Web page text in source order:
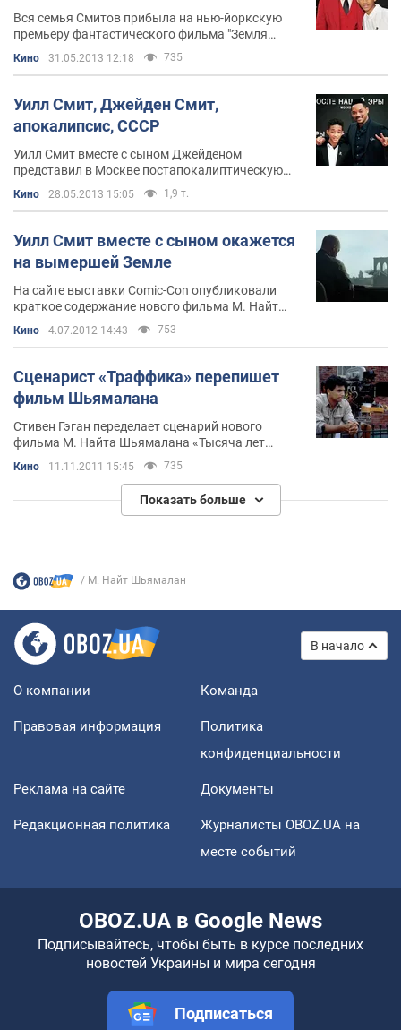
Вся семья Смитов прибыла на нью-йоркскую
премьеру фантастического фильма "Земля
Кино 31.05.2013 12:18 735
Уилл Смит, Джейден Смит,
апокалипсис, СССР
Уилл Смит вместе с сыном Джейденом
представил в Москве постапокалиптическую
фантастику М. Найта Шьямалана "Земля после
нашей эры"
Кино 28.05.2013 15:05 1,9 т.
Уилл Смит вместе с сыном окажется
на вымершей Земле
На сайте выставки Comic-Con опубликовали
краткое содержание нового фильма М. Найт
Шьямалана "После Земли"
Кино 4.07.2012 14:43 753
Сценарист «Траффика» перепишет
фильм Шьямалана
Стивен Гэган переделает сценарий нового
фильма М. Найта Шьямалана «Тысяча лет
Кино 11.11.2011 15:45 735
Показать больше
М. Найт Шьямалан
В начало
О компании Команда
Правовая информация
Политика
конфиденциальности
Реклама на сайте Документы
Редакционная политика
Журналисты OBOZ.UA на
месте событий
OBOZ.UA в Google News
Подписывайтесь, чтобы быть в курсе последних
новостей Украины и мира сегодня
Подписаться